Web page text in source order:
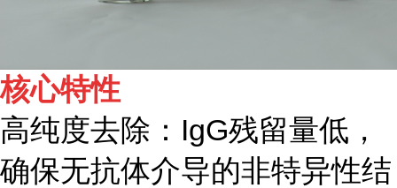
核心特性
高纯度去除：IgG残留量低，
确保无抗体介导的非特异性结